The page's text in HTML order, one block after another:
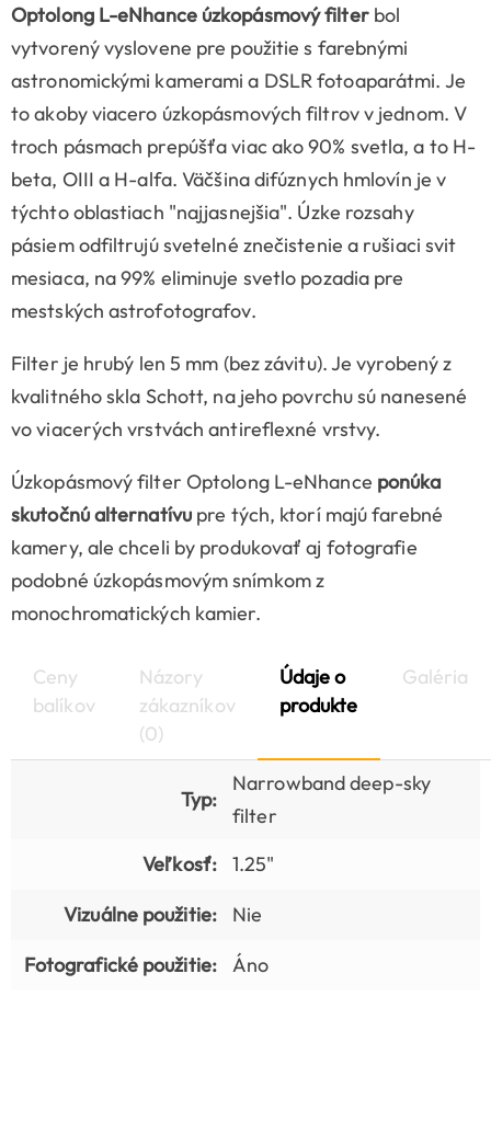
Optolong L-eNhance úzkopásmový filter bol
vytvorený vyslovene pre použitie s farebnými
astronomickými kamerami a DSLR fotoaparátmi. Je
to akoby viacero úzkopásmových filtrov v jednom. V
troch pásmach prepúšťa viac ako 90% svetla, a to H-
beta, OIII a H-alfa. Väčšina difúznych hmlovín je v
týchto oblastiach "najjasnejšia". Úzke rozsahy
pásiem odfiltrujú svetelné znečistenie a rušiaci svit
mesiaca, na 99% eliminuje svetlo pozadia pre
mestských astrofotografov.
Filter je hrubý len 5 mm (bez závitu). Je vyrobený z
kvalitného skla Schott, na jeho povrchu sú nanesené
vo viacerých vrstvách antireflexné vrstvy.
Úzkopásmový filter Optolong L-eNhance ponúka
skutočnú alternatívu pre tých, ktorí majú farebné
kamery, ale chceli by produkovať aj fotografie
podobné úzkopásmovým snímkom z
monochromatických kamier.
Ceny
balíkov
Názory
zákazníkov
(0)
Údaje o
produkte
Galéria
Typ:
Narrowband deep-sky
filter
Veľkosť:
1.25"
Vizuálne použitie:
Nie
Fotografické použitie:
Áno